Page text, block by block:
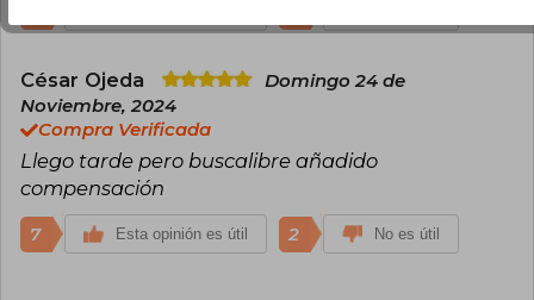
César Ojeda
Domingo 24 de
Noviembre, 2024
Compra Verificada
Llego tarde pero buscalibre añadido
compensación
7 Esta opinión es útil 2 No es útil